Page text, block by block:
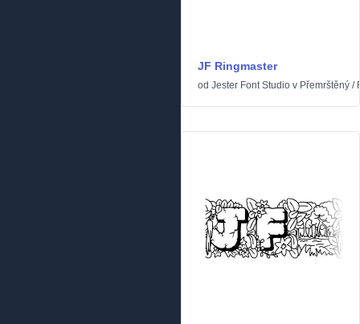
JF Ringmaster
od Jester Font Studio v Přemrštěný /